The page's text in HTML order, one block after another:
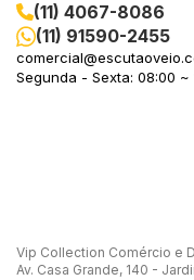
(11) 4067-8086
(11) 91590-2455
Segunda - Sexta: 08:00 ~
Vip Collection Comércio e
Av. Casa Grande, 140 -